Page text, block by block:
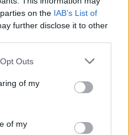
on the IAB’s List of
further disclose it to other
Outs
of my
of my
00:00:59
Vakarinis aplinkkelis: